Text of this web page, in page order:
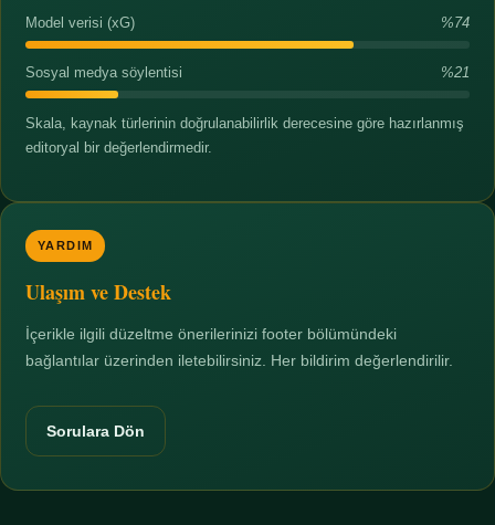
Model verisi (xG) %74
Sosyal medya söylentisi %21
Skala, kaynak türlerinin doğrulanabilirlik derecesine göre hazırlanmış
editoryal bir değerlendirmedir.
YARDIM
Ulaşım ve Destek
İçerikle ilgili düzeltme önerilerinizi footer bölümündeki
bağlantılar üzerinden iletebilirsiniz. Her bildirim değerlendirilir.
Sorulara Dön